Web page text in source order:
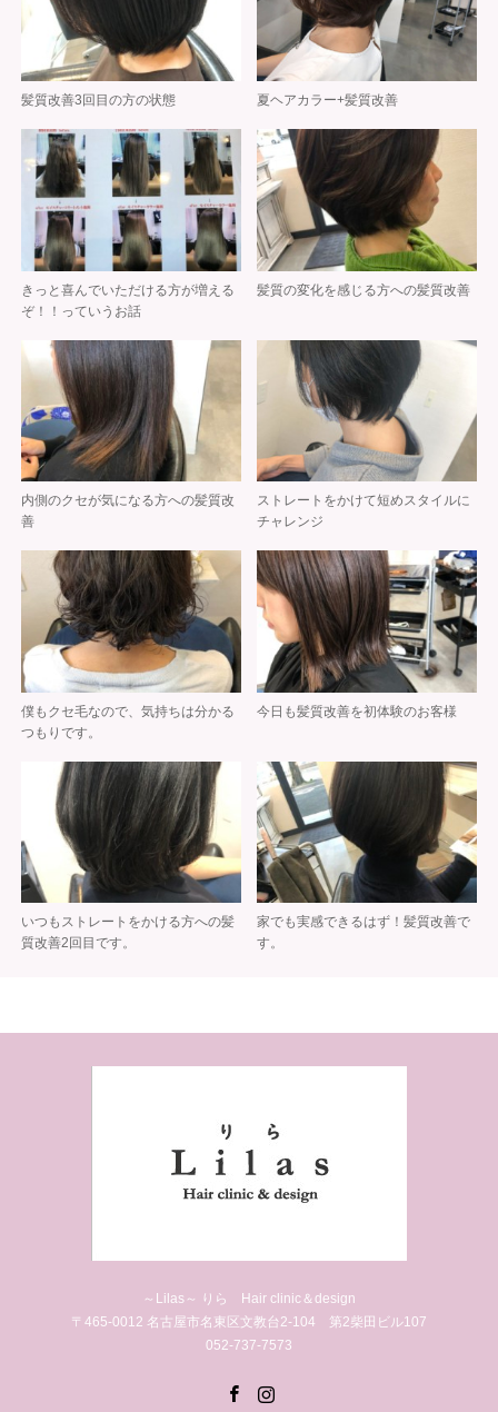
髪質改善3回目の方の状態 夏ヘアカラー+髪質改善
きっと喜んでいただける方が増える
ぞ！！っていうお話
髪質の変化を感じる方への髪質改善
内側のクセが気になる方への髪質改
善
ストレートをかけて短めスタイルに
チャレンジ
僕もクセ毛なので、気持ちは分かる
つもりです。
今日も髪質改善を初体験のお客様
いつもストレートをかける方への髪
質改善2回目です。
家でも実感できるはず！髪質改善で
す。
～Lilas～ りら Hair clinic＆design
〒465-0012 名古屋市名東区文教台2-104 第2柴田ビル107
052-737-7573